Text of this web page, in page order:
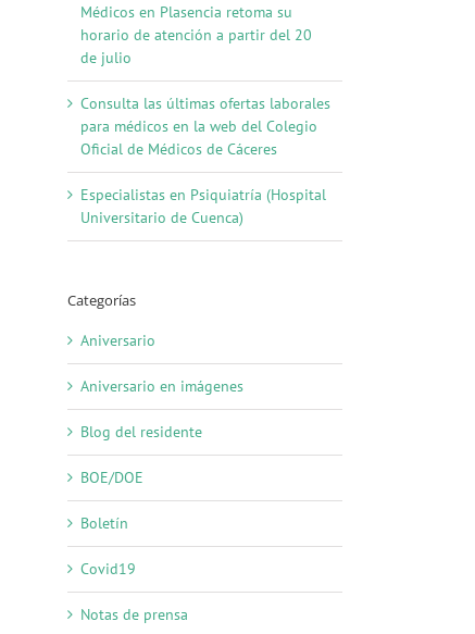
Médicos en Plasencia retoma su
horario de atención a partir del 20
de julio
Consulta las últimas ofertas laborales
para médicos en la web del Colegio
Oficial de Médicos de Cáceres
Especialistas en Psiquiatría (Hospital
Universitario de Cuenca)
Categorías
Aniversario
Aniversario en imágenes
Blog del residente
BOE/DOE
Boletín
Covid19
Notas de prensa